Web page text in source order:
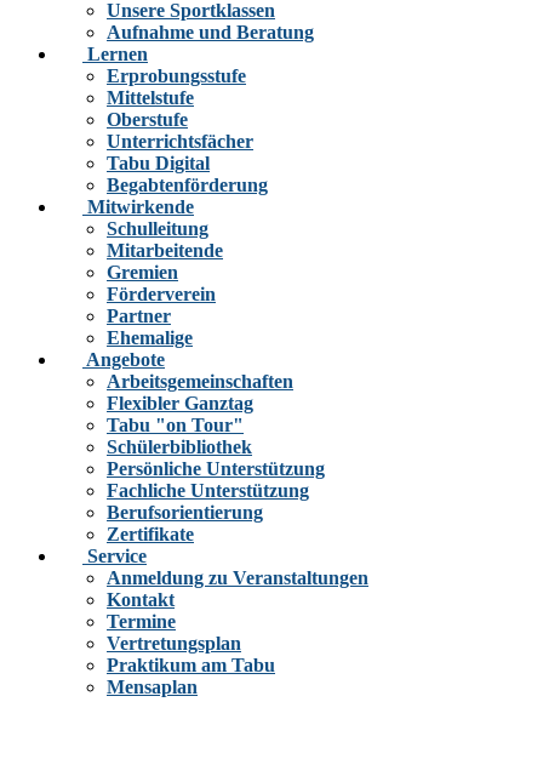
Unsere Sportklassen
Aufnahme und Beratung
Lernen
Erprobungsstufe
Mittelstufe
Oberstufe
Unterrichtsfächer
Tabu Digital
Begabtenförderung
Mitwirkende
Schulleitung
Mitarbeitende
Gremien
Förderverein
Partner
Ehemalige
Angebote
Arbeitsgemeinschaften
Flexibler Ganztag
Tabu "on Tour"
Schülerbibliothek
Persönliche Unterstützung
Fachliche Unterstützung
Berufsorientierung
Zertifikate
Service
Anmeldung zu Veranstaltungen
Kontakt
Termine
Vertretungsplan
Praktikum am Tabu
Mensaplan